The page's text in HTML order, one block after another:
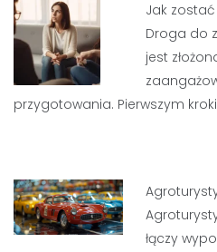
Jak
Droga do
jest
przygotowania. Pierwszym
łączy